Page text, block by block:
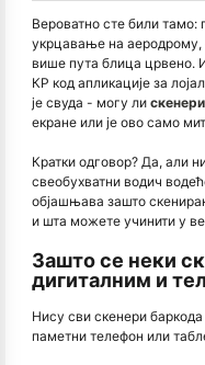
Вероватно сте били тамо:
укрцавање на аеродрому,
више пута блица црвено.
КР код апликације за
је свуда - могу ли
екране или је ово само
Кратки одговор? Да, али
свеобухватни водич
објашњава зашто
и шта можете учинити у
Зашто се неки
дигиталним и
Нису сви скенери
паметни телефон или